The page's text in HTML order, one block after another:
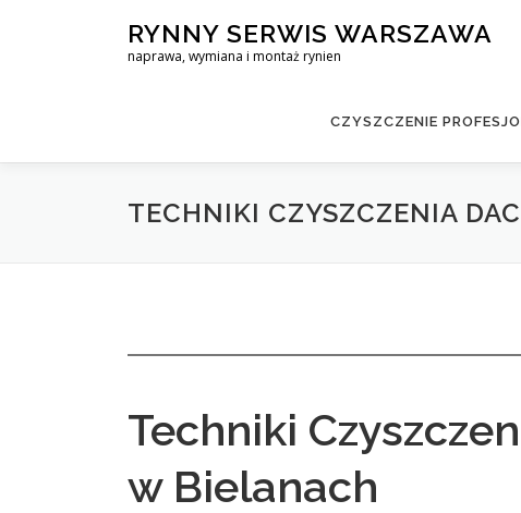
RYNNY SERWIS WARSZAWA
naprawa, wymiana i montaż rynien
CZYSZCZENIE
TECHNIKI CZYSZCZENIA
Techniki
w Bielanach